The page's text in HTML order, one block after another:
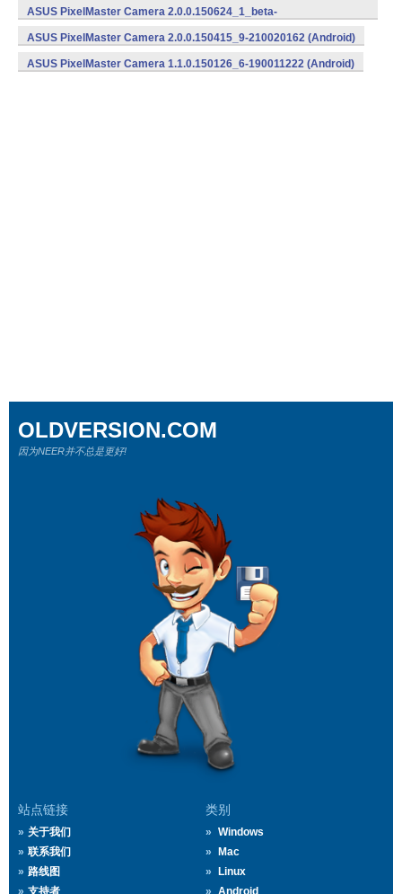
ASUS PixelMaster Camera 2.0.0.150624_1_beta-
210020260 (Android)
ASUS PixelMaster Camera 2.0.0.150415_9-210020162 (Android)
ASUS PixelMaster Camera 1.1.0.150126_6-190011222 (Android)
站点链接
关于我们
联系我们
路线图
支持者
类别
Windows
Mac
Linux
Android
OLDVERSION.COM
因为NEER并不总是更好!